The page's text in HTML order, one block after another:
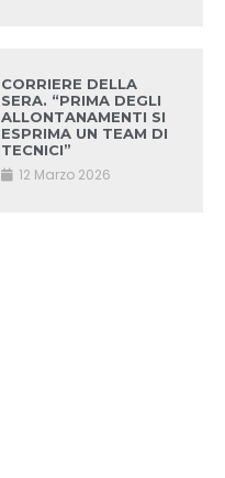
CORRIERE DELLA
SERA. “PRIMA DEGLI
ALLONTANAMENTI SI
ESPRIMA UN TEAM DI
TECNICI”
12 Marzo 2026